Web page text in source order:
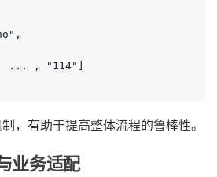
... , "114"]
，有助于提高整体流程的鲁棒性。
业务适配